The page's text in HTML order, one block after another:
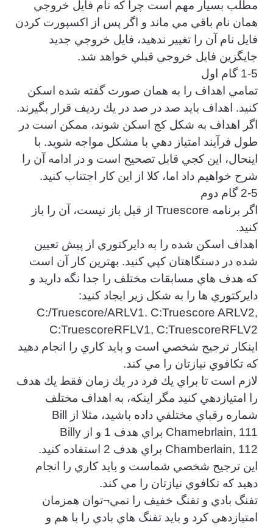
مطلب بسيار مهم است چرا كه نام فايل خروجي
همان نام باقي مي ماند و اگر پس از اكسپورت كردن
فايل نام آن را تغيير ندهيد، فايل خروجي جديد
جايگزين فايل خروجي قبلي خواهد شد.
1-5 گام اول
تمامي اهداف را به همان صورت گفته شده اسكن
كنيد. اهداف بايد صد در صد در يك رديف قرار بگيرند.
اگر اهداف به شكل كج اسكن شوند، ممكن است در
طول فرآيند امتياز دهي با مشكل مواجه شويد. با
اينحال، اين كجي قابل تصحيح است و در ادامه آن را
شرح خواهيم داد اما، كلا از اين كار اجتناب كنيد.
2-5 گام دوم
اگر برنامه Truescore از قبل باز نيست، آن را باز
كنيد.
اهداف اسكن شده را به دايركتوري از پيش تعيين
شده در دستگاهتان كپي كنيد. بهترين كار آن است
كه هدف هاي مسابقات مختلف را جدا نگه داريد و
دايركتوري ها را به شكل زير ايجاد كنيد:
‍C:/Truescore/ARLV1. C:Truescore ARLV2,
C:TruescoreRFLV1, C:TruescoreRFLV2
اينكار ترجيح شخصي است و بايد كاري را انجام دهيد
كه تكافوي نيازتان را مي كند.
لازم است تا براي يك فرد در يك زمان فقط يك هدف
را امتيازدهي كنيد مگر اينكه، به اهداف مختلف
شماره رقباي مختلفي داده باشيد، مثلا از Bill
Chamebrlain, 111 براي هدف 1 و از Billy
Chamberlain, 112 براي هدف 2 استفاده كنيد.
اين ترجيح شخصي شماست و بايد كاري را انجام
دهيد كه تكافوي نيازتان را مي كند.
تفنگ بادي و تفنگ خفيف را نمي¬توان همزمان
امتيازدهي كرد و بايد تفنگ هاي بادي را با هم و